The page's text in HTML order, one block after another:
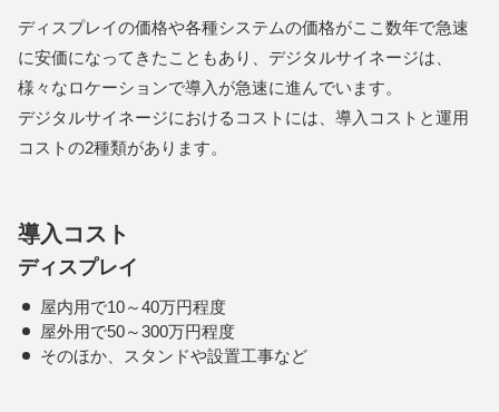
ディスプレイの価格や各種システムの価格がここ数年で急速
に安価になってきたこともあり、デジタルサイネージは、
様々なロケーションで導入が急速に進んでいます。
デジタルサイネージにおけるコストには、導入コストと運用
コストの2種類があります。
導入コスト
ディスプレイ
屋内用で10～40万円程度
屋外用で50～300万円程度
そのほか、スタンドや設置工事など